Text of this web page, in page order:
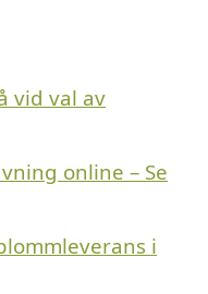
vid val av
online – Se
i